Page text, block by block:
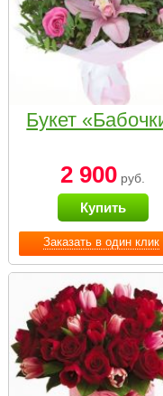
Заказать в один клик
Букет
2 900 руб.
Купить